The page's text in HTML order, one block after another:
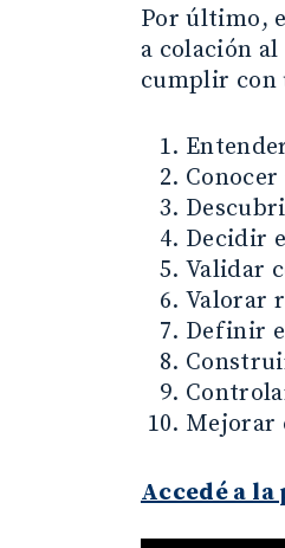
Por último,
a colación
cumplir con
Decidir
Validar
Valorar
Definir
Mejorar
Accedé a la